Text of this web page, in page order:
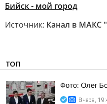
Бийск - мой город
Источник: Канал в
ТОП
Фото: Олег
Вчера,